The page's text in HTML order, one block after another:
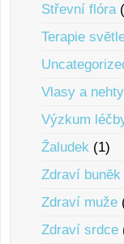
Střevní flóra
Terapie
Vlasy a nehty
Výzkum
Žaludek (1)
Zdraví bunĕk
Zdraví muže
Zdraví srdce